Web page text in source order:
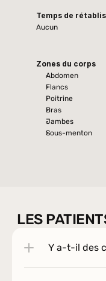
Temps de
Aucun
Zones du corps
Abdomen
Flancs
Poitrine
Bras
Jambes
Sous-menton
LES
Y a-t-il des